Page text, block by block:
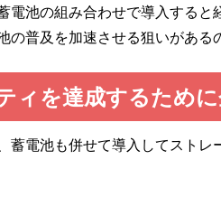
電池の組み合わせで導入する
の普及を加速させる狙いがある
ィを達成するため
蓄電池も併せて導入してスト